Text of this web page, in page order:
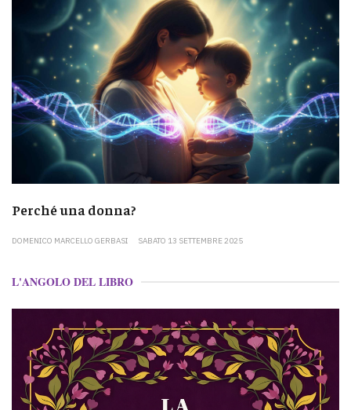
Perché una donna?
DOMENICO MARCELLO GERBASI SABATO 13 SETTEMBRE 2025
L'ANGOLO DEL LIBRO